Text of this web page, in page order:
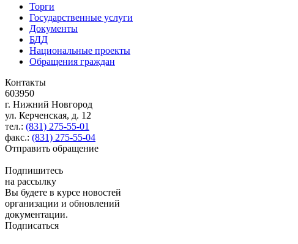
Торги
Государственные услуги
Документы
БДД
Национальные проекты
Обращения граждан
Контакты
603950
г. Нижний Новгород
ул. Керченская, д. 12
тел.: (831) 275-55-01
факс.: (831) 275-55-04
Отправить обращение
Подпишитесь
на рассылку
Вы будете в курсе новостей
организации и обновлений
документации.
Подписаться